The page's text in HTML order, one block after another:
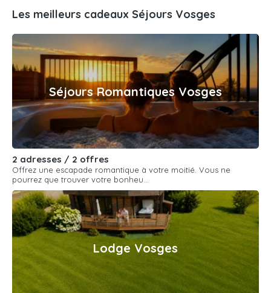
Les meilleurs cadeaux Séjours Vosges
Séjours Romantiques Vosges
2 adresses / 2 offres
Offrez une escapade romantique à votre moitié. Vous ne
pourrez que trouver votre bonheu...
Lodge Vosges